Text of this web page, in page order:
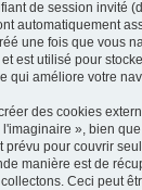
de session invité
automatiquement
une fois que vous
est utilisé pour
qui améliore votre
des cookies
», bien
prévu pour couvrir
manière est de
Ceci peut